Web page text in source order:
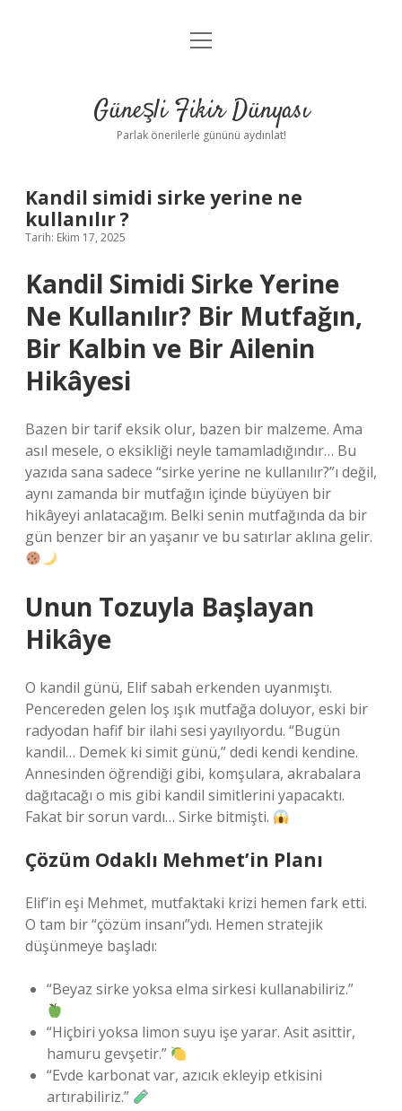
Anasayfa
Yasal Uyarı
menüyü
Güneşli Fikir Dünyası
Parlak önerilerle gününü aydınlat!
Kandil simidi sirke yerine ne
kullanılır ?
Tarih: Ekim 17, 2025
Kandil Simidi Sirke Yerine
Ne Kullanılır? Bir Mutfağın,
Bir Kalbin ve Bir Ailenin
Hikâyesi
Bazen bir tarif eksik olur, bazen bir malzeme. Ama
asıl mesele, o eksikliği neyle tamamladığındır… Bu
yazıda sana sadece “sirke yerine ne kullanılır?”ı değil,
aynı zamanda bir mutfağın içinde büyüyen bir
hikâyeyi anlatacağım. Belki senin mutfağında da bir
gün benzer bir an yaşanır ve bu satırlar aklına gelir.
Unun Tozuyla Başlayan
Hikâye
O kandil günü, Elif sabah erkenden uyanmıştı.
Pencereden gelen loş ışık mutfağa doluyor, eski bir
radyodan hafif bir ilahi sesi yayılıyordu. “Bugün
kandil… Demek ki simit günü,” dedi kendi kendine.
Annesinden öğrendiği gibi, komşulara, akrabalara
dağıtacağı o mis gibi kandil simitlerini yapacaktı.
Fakat bir sorun vardı… Sirke bitmişti.
Çözüm Odaklı Mehmet’in Planı
Elif’in eşi Mehmet, mutfaktaki krizi hemen fark etti.
O tam bir “çözüm insanı”ydı. Hemen stratejik
düşünmeye başladı:
“Beyaz sirke yoksa elma sirkesi kullanabiliriz.”
“Hiçbiri yoksa limon suyu işe yarar. Asit asittir,
hamuru gevşetir.”
“Evde karbonat var, azıcık ekleyip etkisini
artırabiliriz.”